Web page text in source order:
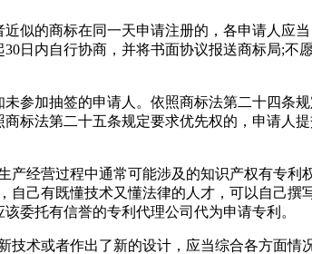
似的商标在同一天申请注册的，各申请人应
日内自行协商，并将书面协议报送商标局;不
参加抽签的申请人。依照商标法第二十四条
标法第二十五条规定要求优先权的，申请人
经营过程中通常可能涉及的知识产权有专
己有既懂技术又懂法律的人才，可以自己
委托有信誉的专利代理公司代为申请专利。
术或者作出了新的设计，应当综合各方面